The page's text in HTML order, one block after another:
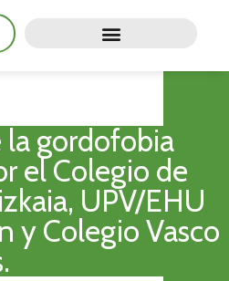
la gordofobia
el Colegio de
UPV/EHU
y Colegio Vasco